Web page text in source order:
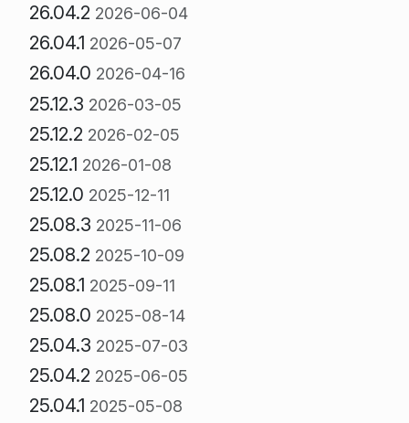
26.04.2 2026-06-04
26.04.1 2026-05-07
26.04.0 2026-04-16
25.12.3 2026-03-05
25.12.2 2026-02-05
25.12.1 2026-01-08
25.12.0 2025-12-11
25.08.3 2025-11-06
25.08.2 2025-10-09
25.08.1 2025-09-11
25.08.0 2025-08-14
25.04.3 2025-07-03
25.04.2 2025-06-05
25.04.1 2025-05-08